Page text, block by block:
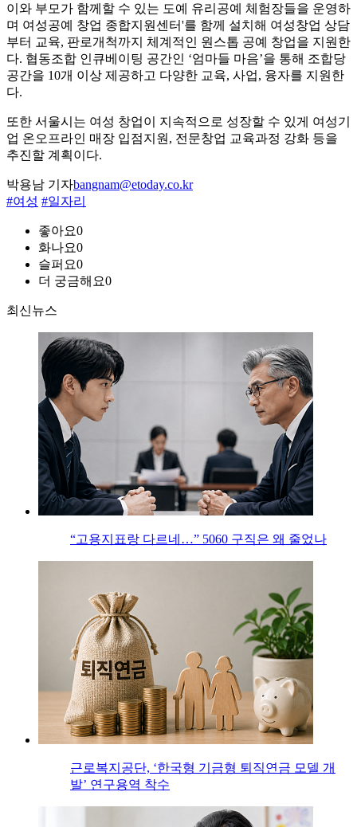
이와 부모가 함께할 수 있는 도예 유리공예 체험장들을 운영하
며 여성공예 창업 종합지원센터'를 함께 설치해 여성창업 상담
부터 교육, 판로개척까지 체계적인 원스톱 공예 창업을 지원한
다. 협동조합 인큐베이팅 공간인 ‘엄마들 마음’을 통해 조합당
공간을 10개 이상 제공하고 다양한 교육, 사업, 융자를 지원한
다.
또한 서울시는 여성 창업이 지속적으로 성장할 수 있게 여성기
업 온오프라인 매장 입점지원, 전문창업 교육과정 강화 등을
추진할 계획이다.
박용남 기자bangnam@etoday.co.kr
#여성 #일자리
좋아요0
화나요0
슬퍼요0
더 궁금해요0
최신뉴스
“고용지표랑 다르네…” 5060 구직은 왜 줄었나
근로복지공단, ‘한국형 기금형 퇴직연금 모델 개
발’ 연구용역 착수